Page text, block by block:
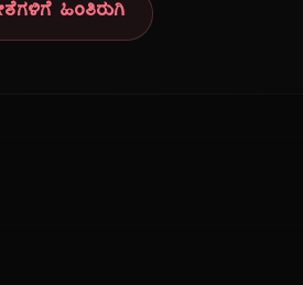
ಹಿಂತಿರುಗಿ